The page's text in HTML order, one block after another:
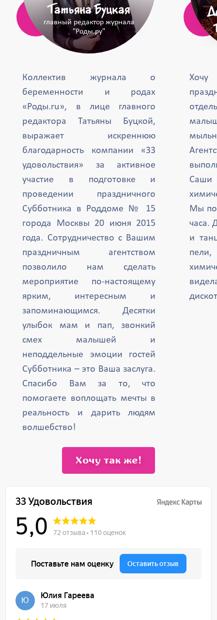
Татьяна Буцкая
главный редактор журнала
"Роды.ру"
Коллектив журнала о
беременности и родах
«Роды.ru», в лице главного
редактора Татьяны Буцкой,
выражает искреннюю
благодарность компании «33
удовольствия» за активное
участие в подготовке и
проведении праздничного
Субботника в Роддоме № 15
города Москвы 20 июня 2015
года. Сотрудничество с Вашим
праздничным агентством
позволило нам сделать
мероприятие по-настоящему
ярким, интересным и
запоминающимся. Десятки
улыбок мам и пап, звонкий
смех малышей и
неподдельные эмоции гостей
Субботника – это Ваша заслуга.
Спасибо Вам за то, что
помогаете воплощать мечты в
реальность и дарить людям
волшебство!
Саши
Мы
часа.
и
Хочу так же!